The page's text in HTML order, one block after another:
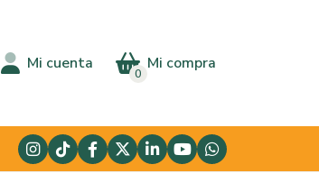
Mi cuenta Mi compra
0